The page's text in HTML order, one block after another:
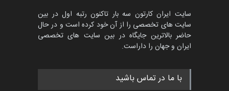
پنجمین مسابقۀ بین‌المللی
کارتون CARTUNION ، …
مهلت
سایت ایران کارتون سه بار تاکنون رتبه اول در بین
سایت های تخصصی را از آن خود کرده است و در حال
حاضر بالاترین جایگاه در بین سایت های تخصصی
ایران و جهان را داراست.
با ما در تماس باشید